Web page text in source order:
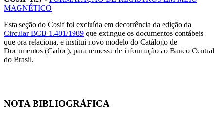
MAGNÉTICO
Esta seção do Cosif foi excluída em decorrência da edição da
Circular BCB 1.481/1989 que extingue os documentos contábeis
que ora relaciona, e institui novo modelo do Catálogo de
Documentos (Cadoc), para remessa de informação ao Banco Central
do Brasil.
NOTA BIBLIOGRÁFICA